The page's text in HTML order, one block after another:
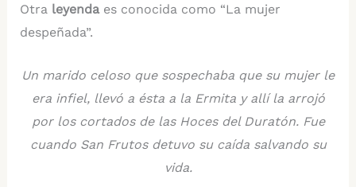
Otra leyendaes conocida como “La mujer
despeñada”.
Un marido celoso que sospechaba que su mujer le
era infiel, llevó a ésta a la Ermita y allí la arrojó
por los cortados de las Hoces del Duratón. Fue
cuando San Frutos detuvo su caída salvando su
vida.